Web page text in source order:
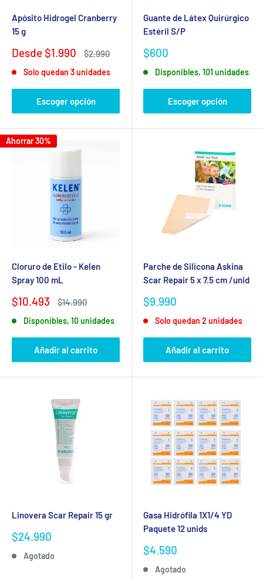
Apósito Hidrogel Cranberry
15 g
Precio
venta
Desde $1.990
Precio
$2.990
Solo quedan 3 unidades
Escoger opción
Guante de Látex Quirúrgico
Estéril S/P
Precio
venta
$600
Disponibles, 101 unidades
Escoger opción
Ahorrar 30%
Cloruro de Etilo - Kelen
Spray 100 mL
Precio
venta
$10.493
Precio
$14.990
Disponibles, 10 unidades
Añadir al carrito
Parche de Silicona Askina
Scar Repair 5 x 7.5 cm /unid
Precio
venta
$9.990
Solo quedan 2 unidades
Añadir al carrito
Linovera Scar Repair 15 gr
Precio
venta
$24.990
Agotado
Gasa Hidrófila 1X1/4 YD
Paquete 12 unids
Precio
venta
$4.590
Agotado